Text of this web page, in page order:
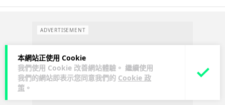
本網站正使用 Cookie
我們使用 Cookie 改善網站體驗。 繼續使用
我們的網站即表示您同意我們的 Cookie 政
策 。
ADVERTISEMENT